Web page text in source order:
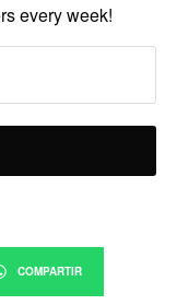
every week!
COMPARTIR